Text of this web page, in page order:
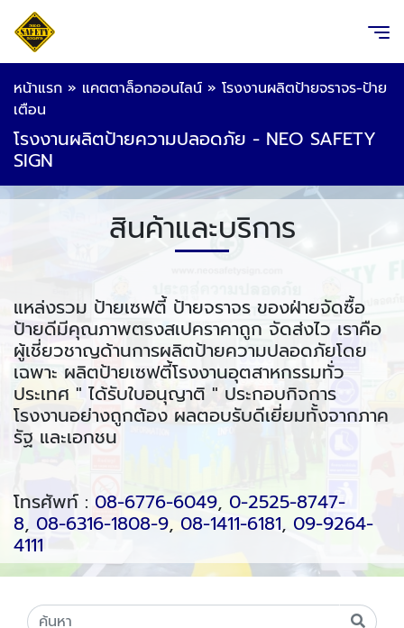
หน้าแรก » แคตตาล็อกออนไลน์ » โรงงานผลิตป้ายจราจร-ป้าย
เตือน
โรงงานผลิตป้ายความปลอดภัย - NEO SAFETY
SIGN
สินค้าและบริการ
แหล่งรวม ป้ายเซฟตี้ ป้ายจราจร ของฝ่ายจัดซื้อ
ป้ายดีมีคุณภาพตรงสเปคราคาถูก จัดส่งไว เราคือ
ผู้เชี่ยวชาญด้านการผลิตป้ายความปลอดภัยโดย
เฉพาะ ผลิตป้ายเซฟตี้โรงงานอุตสาหกรรมทั่ว
ประเทศ " ได้รับใบอนุญาติ " ประกอบกิจการ
โรงงานอย่างถูกต้อง ผลตอบรับดีเยี่ยมทั้งจากภาค
รัฐ และเอกชน
โทรศัพท์ : 08-6776-6049, 0-2525-8747-
8, 08-6316-1808-9, 08-1411-6181, 09-9264-
4111